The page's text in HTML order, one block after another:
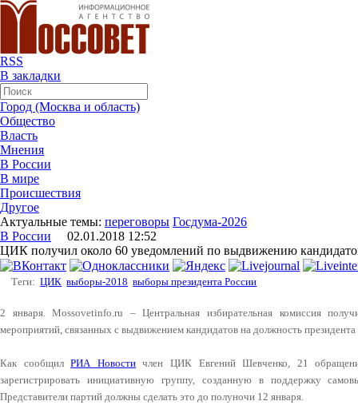
RSS
В закладки
Город (Москва и область)
Общество
Власть
Мнения
В России
В мире
Происшествия
Другое
Актуальные темы: переговоры Госдума-2026
В России 02.01.2018 12:52
ЦИК получил около 60 уведомлений по выдвижению
Теги: ЦИК выборы-2018 выборы президента России
2 января. Mossovetinfo.ru – Центральная избирательная комиссия
мероприятий, связанных с выдвижением кандидатов на должность президента
Как сообщилРИА Новостичлен ЦИК Евгений Шевченко, 21
зарегистрировать инициативную группу, созданную в поддержку
Представители партий должны сделать это до полуночи 12 января.